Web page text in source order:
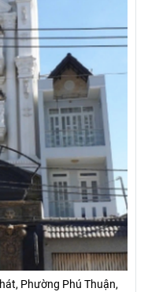
Phường Phú Thuận,